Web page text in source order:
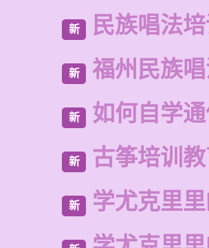
新 民族唱法
新 福州民族
新 如何自学
新 古筝培训
新 学尤克里